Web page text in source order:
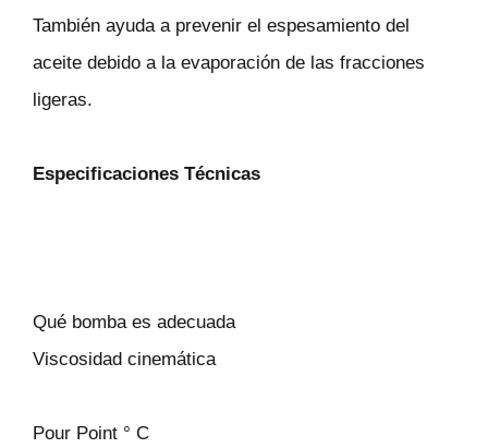
También ayuda a prevenir el espesamiento del
aceite debido a la evaporación de las fracciones
ligeras.
Especificaciones Técnicas
Qué bomba es adecuada
Viscosidad cinemática
Pour Point ° C